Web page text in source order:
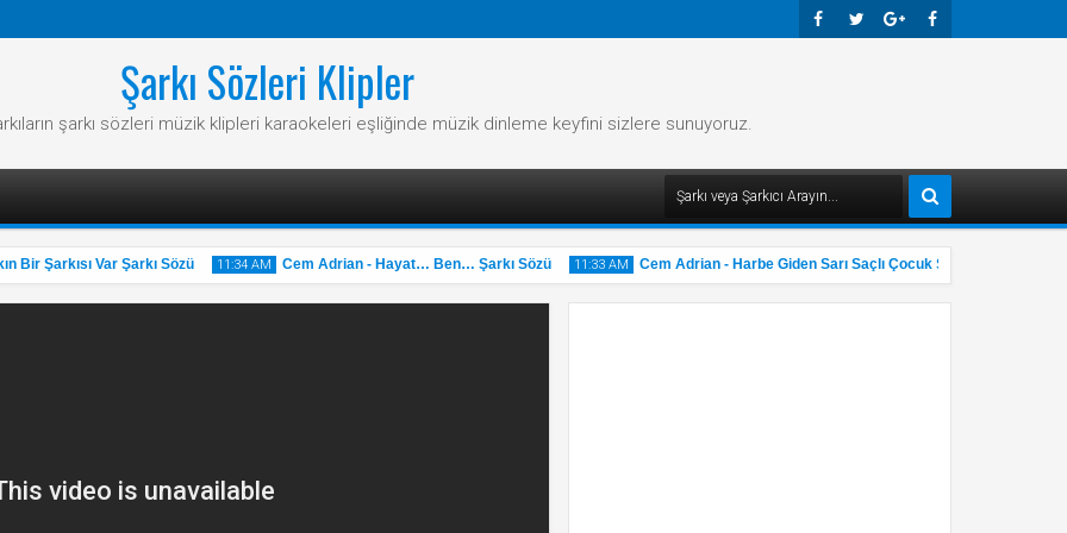
Şarkı Sözleri Klipler
şarkı sözleri müzik klipleri karaokeleri eşliğinde müzik dinleme keyfini sizlere sunuyoruz.
Şarkısı Var Şarkı Sözü 11:34 AM Cem Adrian - Hayat… Ben… Şarkı Sözü 11:33 AM Cem Adrian - Harbe Giden Sarı Saçlı Çocuk Şarkı Sözü